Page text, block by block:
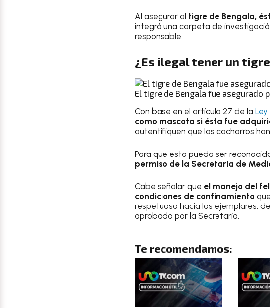
Al asegurar al tigre de Bengala,
integró una carpeta de
responsable.
¿Es ilegal tener un
El tigre de Bengala fue asegurado
Con base en el artículo 27 de la
como mascota si ésta fue
autentifiquen que los cachorros
Para que esto pueda ser
permiso de la Secretaría de
Cabe señalar que el manejo del
condiciones de confinamiento
respetuoso hacia los ejemplares,
aprobado por la Secretaría.
Te recomendamos: